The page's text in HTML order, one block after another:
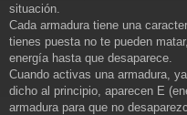
situación.
Cada armadura tiene una
tienes puesta no te pueden
energía hasta que desaparece.
Cuando activas una armadura,
dicho al principio, aparecen E
armadura para que no